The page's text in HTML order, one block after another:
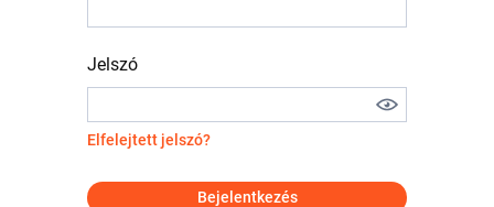
Jelszó
Elfelejtett jelszó?
Bejelentkezés